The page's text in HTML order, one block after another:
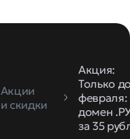
Акции
и скидки
Акция:
Только
февраля:
домен
за 35